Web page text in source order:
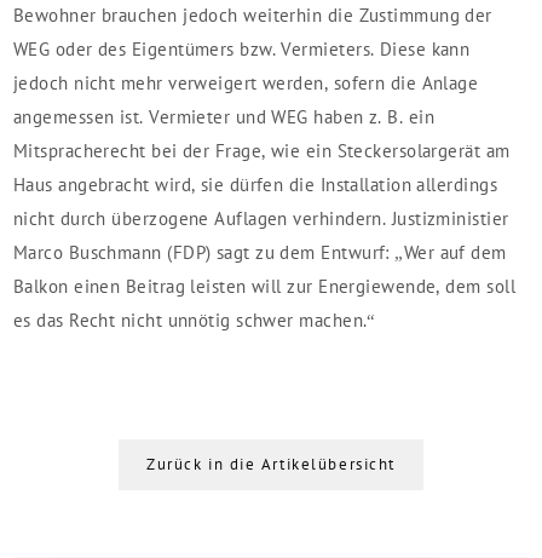
Bewohner brauchen jedoch weiterhin die Zustimmung der
WEG oder des Eigentümers bzw. Vermieters. Diese kann
jedoch nicht mehr verweigert werden, sofern die Anlage
angemessen ist. Vermieter und WEG haben z. B. ein
Mitspracherecht bei der Frage, wie ein Steckersolargerät am
Haus angebracht wird, sie dürfen die Installation allerdings
nicht durch überzogene Auflagen verhindern. Justizministier
Marco Buschmann (FDP) sagt zu dem Entwurf: „Wer auf dem
Balkon einen Beitrag leisten will zur Energiewende, dem soll
es das Recht nicht unnötig schwer machen.“
Zurück in die Artikelübersicht